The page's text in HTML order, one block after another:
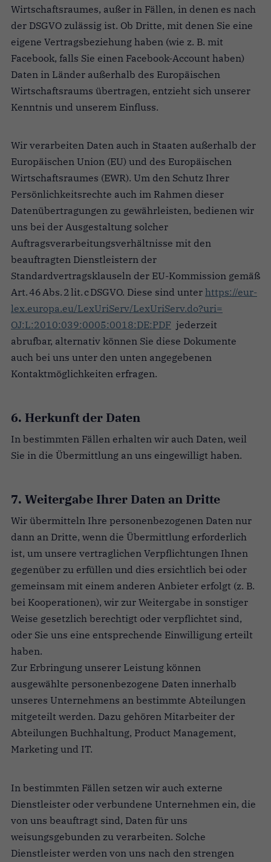
Wirtschaftsraumes, außer in Fällen, in denen es nach
der DSGVO zulässig ist. Ob Dritte, mit denen Sie eine
eigene Vertragsbeziehung haben (wie z. B. mit
Facebook, falls Sie einen Facebook-Account haben)
Daten in Länder außerhalb des Europäischen
Wirtschaftsraums übertragen, entzieht sich unserer
Kenntnis und unserem Einfluss.
Wir verarbeiten Daten auch in Staaten außerhalb der
Europäischen Union (EU) und des Europäischen
Wirtschaftsraumes (EWR). Um den Schutz Ihrer
Persönlichkeitsrechte auch im Rahmen dieser
Datenübertragungen zu gewährleisten, bedienen wir
uns bei der Ausgestaltung solcher
Auftragsverarbeitungsverhältnisse mit den
beauftragten Dienstleistern der
Standardvertragsklauseln der EU-Kommission gemäß
Art. 46 Abs. 2 lit. c DSGVO. Diese sind unter https://eur-
lex.europa.eu/LexUriServ/LexUriServ.do?uri=
OJ:L:2010:039:0005:0018:DE:PDF jederzeit
abrufbar, alternativ können Sie diese Dokumente
auch bei uns unter den unten angegebenen
Kontaktmöglichkeiten erfragen.
6. Herkunft der Daten
In bestimmten Fällen erhalten wir auch Daten, weil
Sie in die Übermittlung an uns eingewilligt haben.
7. Weitergabe Ihrer Daten an Dritte
Wir übermitteln Ihre personenbezogenen Daten nur
dann an Dritte, wenn die Übermittlung erforderlich
ist, um unsere vertraglichen Verpflichtungen Ihnen
gegenüber zu erfüllen und dies ersichtlich bei oder
gemeinsam mit einem anderen Anbieter erfolgt (z. B.
bei Kooperationen), wir zur Weitergabe in sonstiger
Weise gesetzlich berechtigt oder verpflichtet sind,
oder Sie uns eine entsprechende Einwilligung erteilt
haben.
Zur Erbringung unserer Leistung können
ausgewählte personenbezogene Daten innerhalb
unseres Unternehmens an bestimmte Abteilungen
mitgeteilt werden. Dazu gehören Mitarbeiter der
Abteilungen Buchhaltung, Product Management,
Marketing und IT.
In bestimmten Fällen setzen wir auch externe
Dienstleister oder verbundene Unternehmen ein, die
von uns beauftragt sind, Daten für uns
weisungsgebunden zu verarbeiten. Solche
Dienstleister werden von uns nach den strengen